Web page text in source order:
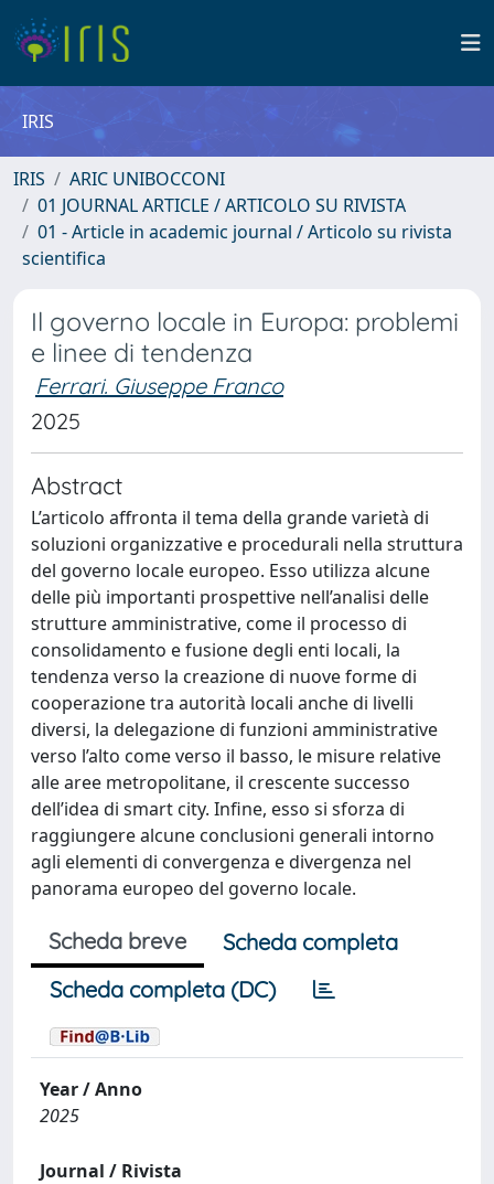
IRIS
IRIS
ARIC UNIBOCCONI
01 JOURNAL ARTICLE / ARTICOLO SU RIVISTA
01 - Article in academic journal / Articolo su rivista
scientifica
Il governo locale in Europa: problemi
e linee di tendenza
Ferrari. Giuseppe Franco
2025
Abstract
L’articolo affronta il tema della grande varietà di
soluzioni organizzative e procedurali nella struttura
del governo locale europeo. Esso utilizza alcune
delle più importanti prospettive nell’analisi delle
strutture amministrative, come il processo di
consolidamento e fusione degli enti locali, la
tendenza verso la creazione di nuove forme di
cooperazione tra autorità locali anche di livelli
diversi, la delegazione di funzioni amministrative
verso l’alto come verso il basso, le misure relative
alle aree metropolitane, il crescente successo
dell’idea di smart city. Infine, esso si sforza di
raggiungere alcune conclusioni generali intorno
agli elementi di convergenza e divergenza nel
panorama europeo del governo locale.
Scheda breve
Scheda completa
Scheda completa (DC)
Year / Anno
2025
Journal / Rivista